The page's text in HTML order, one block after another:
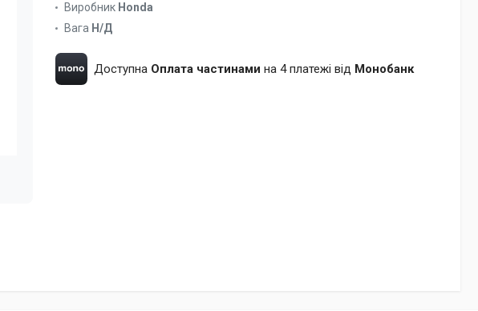
Виробник Honda
Вага Н/Д
Доступна Оплата частинами на 4 платежі від Монобанк